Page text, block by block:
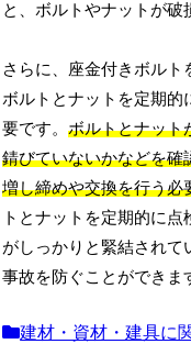
と、ボルトやナットが破
さらに、座金付きボルト
ボルトとナットを定期的
要です。ボルトとナット
錆びていないかなどを確
増し締めや交換を行う必
トとナットを定期的に
がしっかりと緊結されて
事故を防ぐことができま
建材・資材・建具に